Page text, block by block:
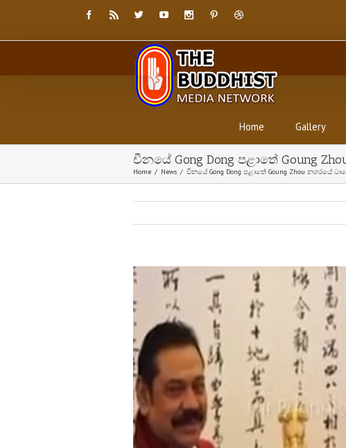
Home Gallery
චීනයේ Gong Dong පළාතේ Goung
Home / News / චීනයේ Gong Dong පළාතේ Goung Zhou නගරයේ